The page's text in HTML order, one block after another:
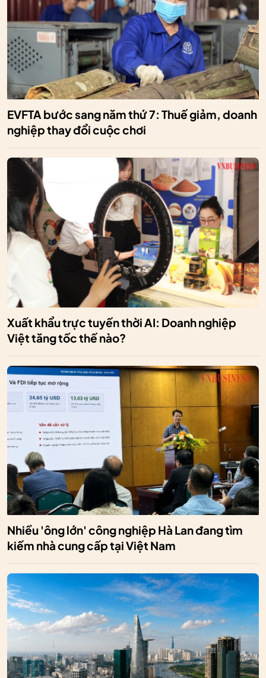
EVFTA bước sang năm thứ 7: Thuế giảm, doanh
nghiệp thay đổi cuộc chơi
Xuất khẩu trực tuyến thời AI: Doanh nghiệp
Việt tăng tốc thế nào?
Nhiều 'ông lớn' công nghiệp Hà Lan đang tìm
kiếm nhà cung cấp tại Việt Nam